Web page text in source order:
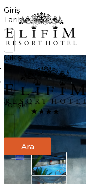
Giriş
Tarihi
Çıkış
Tarihi
Yetişkin
Ara